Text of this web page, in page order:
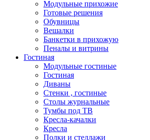
Модульные прихожие
Готовые решения
Обувницы
Вешалки
Банкетки в прихожую
Пеналы и витрины
Гостиная
Модульные гостиные
Гостиная
Диваны
Стенки , гостиные
Столы журнальные
Тумбы под ТВ
Кресла-качалки
Кресла
Полки и стеллажи